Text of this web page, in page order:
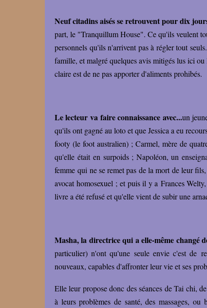
Neuf citadins aisés se retrouvent pour dix
part, le "Tranquillum House". Ce qu'ils veulent
personnels qu'ils n'arrivent pas à régler tout
famille, et malgré quelques avis mitigés lus ici
claire est de ne pas apporter d'aliments prohibés.
Le lecteur va faire connaissance avec...un
qu'ils ont gagné au loto et que Jessica a eu
footy (le foot australien) ; Carmel, mère de
qu'elle était en surpoids ; Napoléon, un
femme qui ne se remet pas de la mort de leur
avocat homosexuel ; et puis il y a Frances
livre a été refusé et qu'elle vient de subir une
Masha, la directrice qui a elle-même changé
particulier) n'ont qu'une seule envie c'est de
nouveaux, capables d'affronter leur vie et ses
Elle leur propose donc des séances de Tai chi,
à leurs problèmes de santé, des massages,